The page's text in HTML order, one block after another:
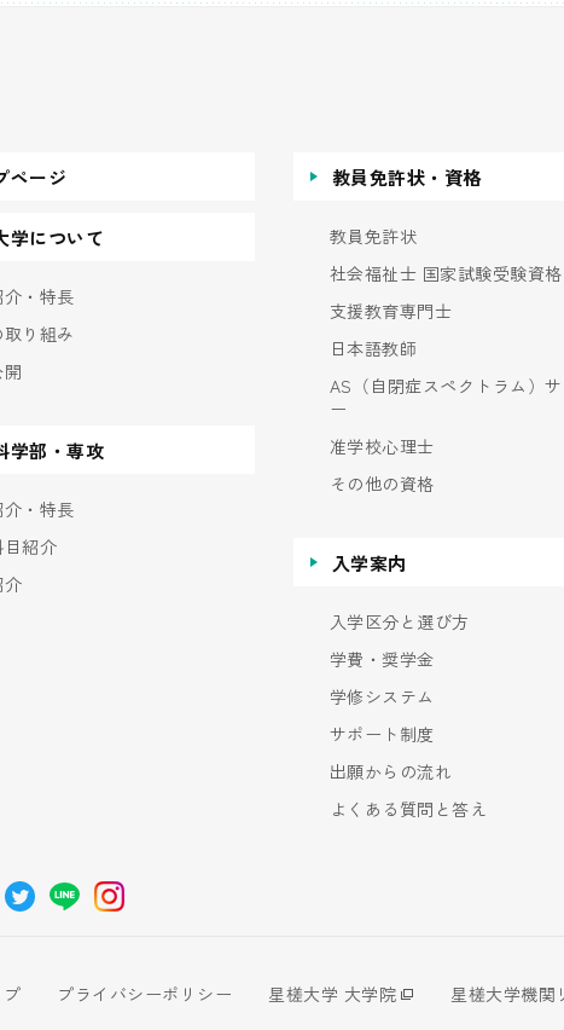
ページ
学について
・特長
り組み
学部・専攻
・特長
紹介
介
教員免許状・資格
教員免許状
社会福祉士 国家試験受験資格
支援教育専門士
日本語教師
AS（自閉症スペクトラム）
ー
准学校心理士
その他の資格
入学案内
入学区分と選び方
学費・奨学金
学修システム
サポート制度
出願からの流れ
よくある質問と答え
プライバシーポリシー 星槎大学 大学院
星槎大学機関